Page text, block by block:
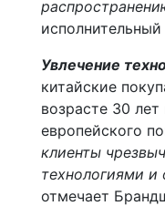
Увлечение
китайские
возрасте 30
европейского
клиенты
технологиями и
отмечает